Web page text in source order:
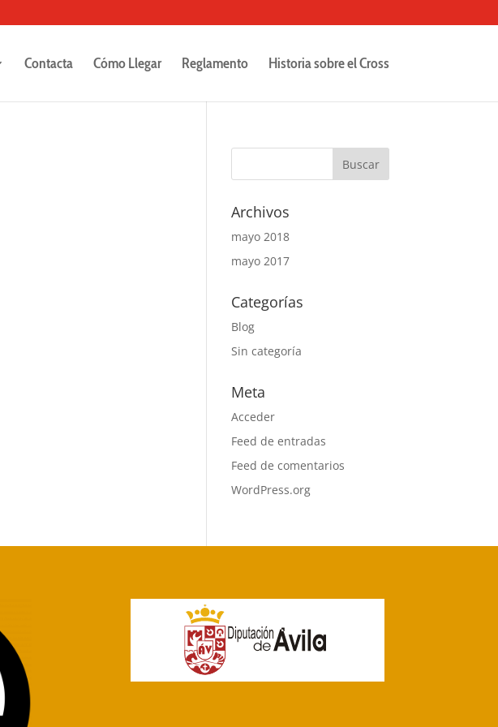
Contacta Cómo Llegar Reglamento Historia sobre el Cross
Archivos
mayo 2018
mayo 2017
Categorías
Blog
Sin categoría
Meta
Acceder
Feed de entradas
Feed de comentarios
WordPress.org